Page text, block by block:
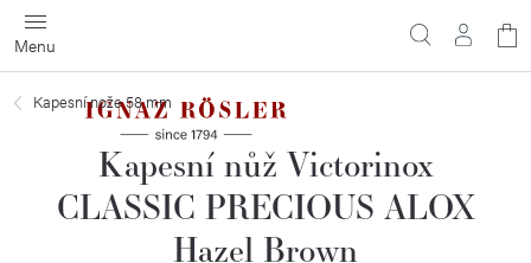
Přejít
na
obsah
Kapesní nože 58 mm
Kapesní nůž Victorinox
CLASSIC PRECIOUS ALOX
Hazel Brown